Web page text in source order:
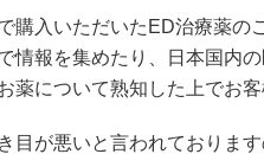
購入いただいたED治療薬の
情報を集めたり、日本国内
薬について熟知した上でお客
目が悪いと言われておりま